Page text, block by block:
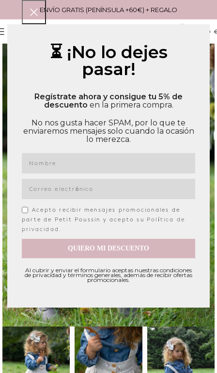
⏳ ¡No lo dejes
pasar!
Regístrate ahora y consigue tu 5% de
descuento en la primera compra.
No nos gusta hacer SPAM, por lo que te
enviaremos mensajes solo cuando la ocasión
lo merezca.
Acepto recibir mensajes promocionales de
parte de Petit Poussin y acepto su Política de
privacidad .
QUIERO MI DESCUENTO
Al cubrir y enviar el formulario aceptas nuestras condiciones
de privacidad y términos generales, además de recibir ofertas
promocionales.
ENVÍO GRATIS (PENÍNSULA +60€) + REGALO
0,00